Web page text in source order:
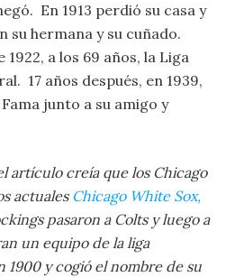
En 1913 perdió su casa y
su hermana y su cuñado.
a los 69 años, la Liga
17 años después, en 1939,
junto a su amigo y
artículo creía que los Chicago
actuales Chicago White Sox,
pasaron a Colts y luego a
un equipo de la liga
1900 y cogió el nombre de su